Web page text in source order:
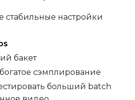
стабильные настройки
бакет
сэмплирование
больший batch